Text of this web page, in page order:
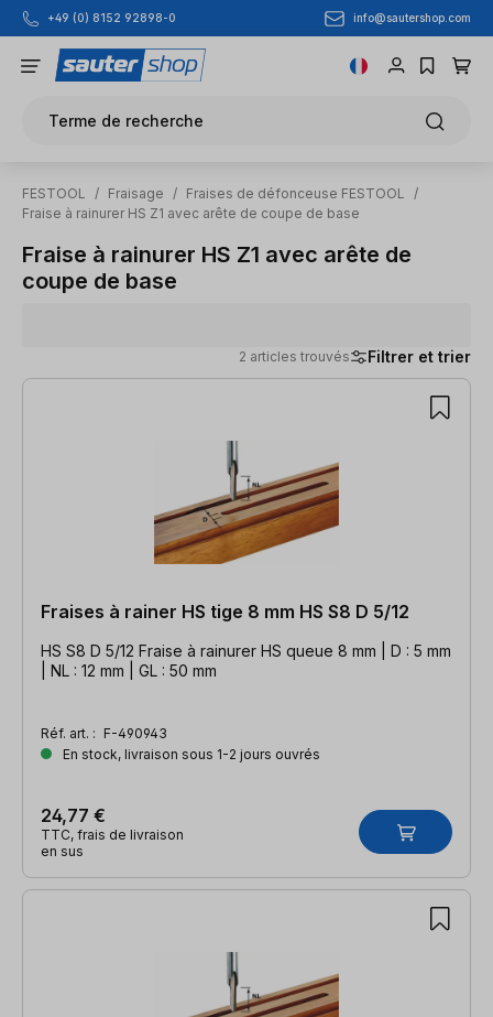
Passer au contenu principal
+49 (0) 8152 92898-0 info@sautershop.com
Terme de recherche
FESTOOL / Fraisage / Fraises de défonceuse FESTOOL
/
Fraise à rainurer HS Z1 avec arête de coupe de base
Fraise à rainurer HS Z1 avec arête de
coupe de base
2 articles trouvés Filtrer et trier
2 articles trouvés
Fraises à rainer HS tige 8 mm HS S8 D 5/12
HS S8 D 5/12 Fraise à rainurer HS queue 8 mm | D : 5 mm
| NL : 12 mm | GL : 50 mm
Réf. art. : F-490943
En stock, livraison sous 1-2 jours ouvrés
24,77 €
TTC, frais de livraison
en sus